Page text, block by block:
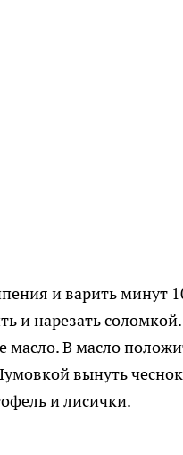
и варить минут
и нарезать
масло. В масло
вынуть
и лисички.